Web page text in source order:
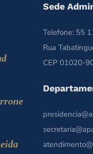
Sede
Telefone: 55
Rua
CEP 01020-